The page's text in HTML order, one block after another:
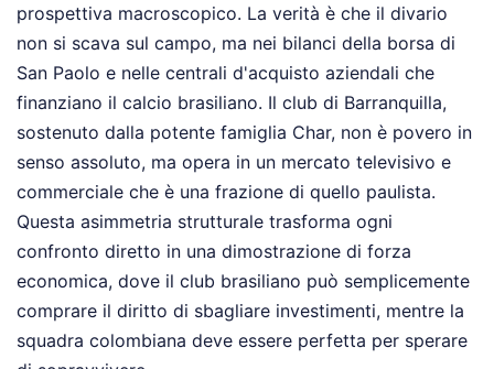
prospettiva macroscopico. La verità è che il divario
non si scava sul campo, ma nei bilanci della borsa di
San Paolo e nelle centrali d'acquisto aziendali che
finanziano il calcio brasiliano. Il club di Barranquilla,
sostenuto dalla potente famiglia Char, non è povero in
senso assoluto, ma opera in un mercato televisivo e
commerciale che è una frazione di quello paulista.
Questa asimmetria strutturale trasforma ogni
confronto diretto in una dimostrazione di forza
economica, dove il club brasiliano può semplicemente
comprare il diritto di sbagliare investimenti, mentre la
squadra colombiana deve essere perfetta per sperare